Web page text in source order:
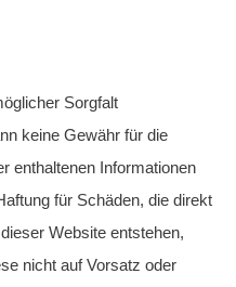
Sorgfalt
keine Gewähr für die
enthaltenen Informationen
für Schäden, die direkt
Website entstehen,
nicht auf Vorsatz oder